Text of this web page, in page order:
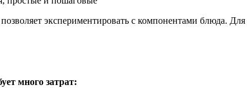
экспериментировать с компонентами блюда.
много затрат: